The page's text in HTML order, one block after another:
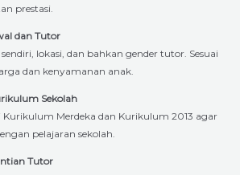
prestasi.
dan Tutor
lokasi, dan bahkan gender tutor. Sesuai
dan kenyamanan anak.
Sekolah
Merdeka dan Kurikulum 2013 agar
pelajaran sekolah.
Tutor